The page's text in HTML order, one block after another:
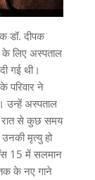
डॉ. दीपक
के लिए अस्पताल
गई थी।
परिवार ने
उन्हें अस्पताल
रात से कुछ समय
मृत्यु हो
15 में सलमान
के नए गाने